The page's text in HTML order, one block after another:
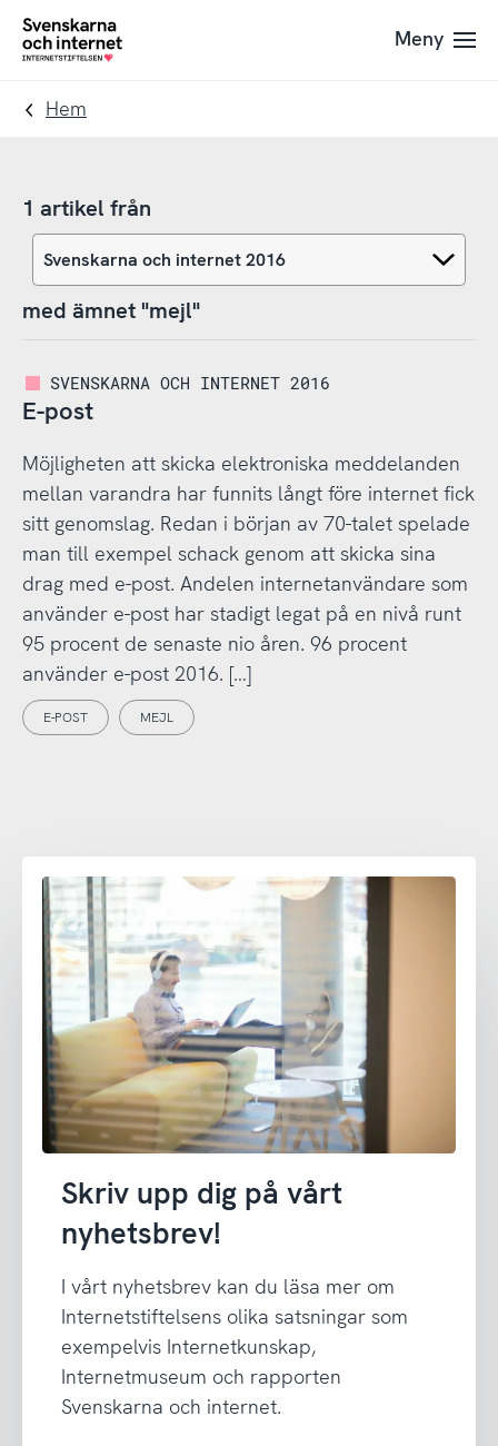
Till
navigation
Till
innehåll
To
Meny
Hem
1 artikel från
med ämnet "mejl"
SVENSKARNA OCH INTERNET 2016
E-post
Möjligheten att skicka elektroniska meddelanden
mellan varandra har funnits långt före internet fick
sitt genomslag. Redan i början av 70-talet spelade
man till exempel schack genom att skicka sina
drag med e-post. Andelen internetanvändare som
använder e-post har stadigt legat på en nivå runt
95 procent de senaste nio åren. 96 procent
använder e-post 2016. […]
E-POST MEJL
Skriv upp dig på vårt
nyhetsbrev!
I vårt nyhetsbrev kan du läsa mer om
Internetstiftelsens olika satsningar som
exempelvis Internetkunskap,
Internetmuseum och rapporten
Svenskarna och internet.